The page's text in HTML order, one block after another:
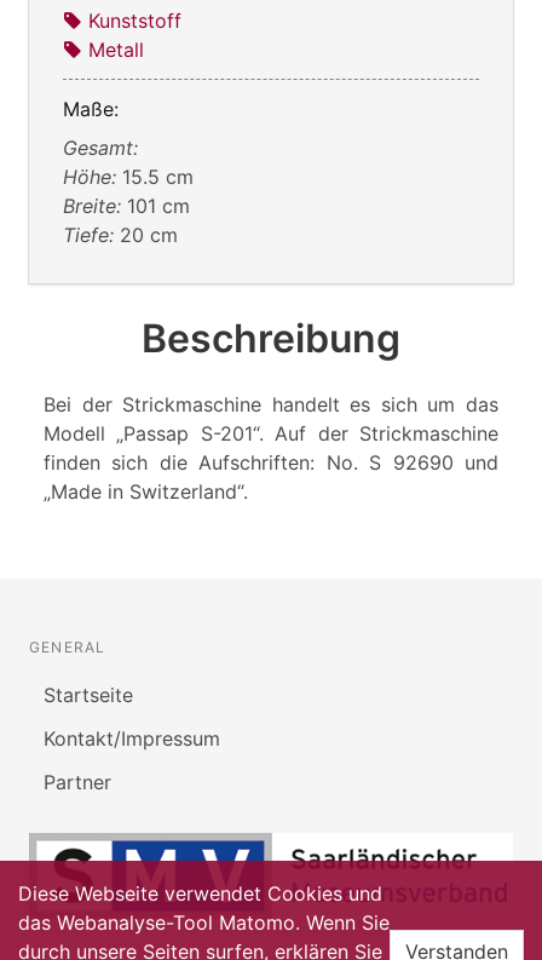
Kunststoff
Metall
Maße:
Gesamt:
Höhe: 15.5 cm
Breite: 101 cm
Tiefe: 20 cm
Beschreibung
Bei der Strickmaschine handelt es sich um das
Modell „Passap S-201“. Auf der Strickmaschine
finden sich die Aufschriften: No. S 92690 und
„Made in Switzerland“.
GENERAL
Startseite
Kontakt/Impressum
Partner
Diese Webseite verwendet Cookies und
das Webanalyse-Tool Matomo. Wenn Sie
durch unsere Seiten surfen, erklären Sie
Verstanden